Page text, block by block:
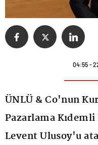
04:55 -
ÜNLÜ & Co'nun
Pazarlama
Levent Ulusoy'u